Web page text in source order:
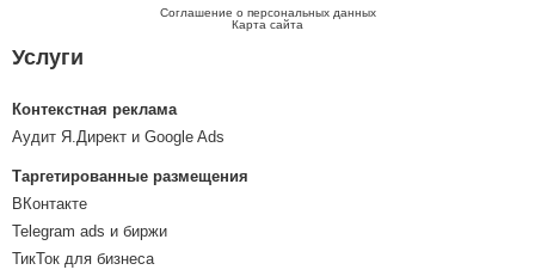
Соглашение о персональных данных
Карта сайта
Услуги
Контекстная реклама
Аудит Я.Директ и Google Ads
Таргетированные размещения
ВКонтакте
Telegram ads и биржи
ТикТок для бизнеса